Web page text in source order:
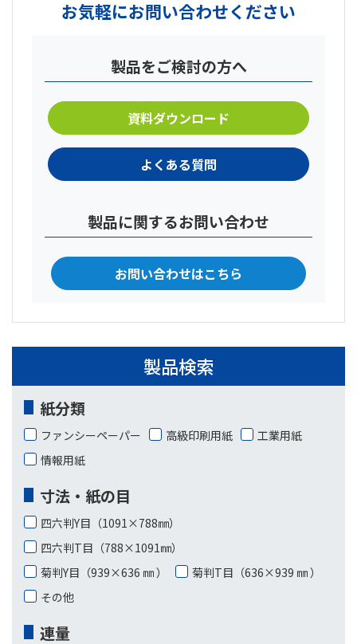
お気軽にお問い合わせください
製品をご検討の方へ
資料ダウンロード
よくある質問
製品に関するお問い合わせ
お問い合わせはこちら
製品検索
紙分類
ファンシーペーパー 高級印刷用紙
工業用紙
情報用紙
寸法・紙の目
四六判Y目（1091×788㎜）
四六判T目（788×1091㎜）
菊判Y目（939×636 ㎜ ）
菊判T目（636×939 ㎜ ）
その他
連量